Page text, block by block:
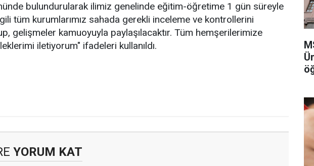
bulundurularak ilimiz genelinde eğitim-öğretime 1 gün süreyle
tüm kurumlarımız sahada gerekli inceleme ve kontrollerini
gelişmeler kamuoyuyla paylaşılacaktır. Tüm hemşerilerimize
iletiyorum" ifadeleri kullanıldı.
YORUM KAT